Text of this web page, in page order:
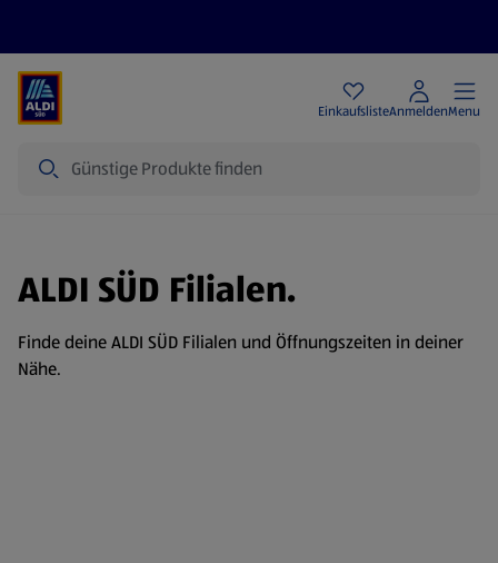
EinkaufslisteAnmeldenMenu
ALDI SÜD Filialen.
Finde deine ALDI SÜD Filialen und Öffnungszeiten in deiner
Nähe.